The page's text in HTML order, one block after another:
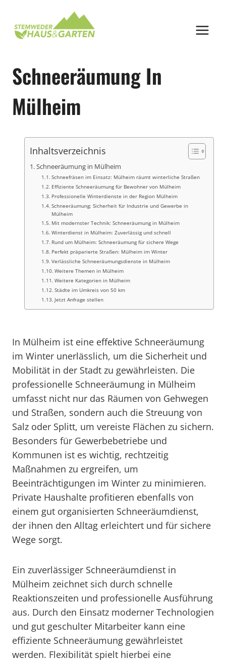
springen
Schneeräumung In
Mülheim
Inhaltsverzeichnis
Schneeräumung in Mülheim
Schneefräsen im Einsatz: Mülheim räumt winterliche Straßen
Effiziente Schneeräumung für Bewohner von Mülheim
Professionelle Winterdienste in der Region Mülheim
Schneeräumung: Sicherheit für Industrie und Gewerbe in
Mülheim
Mit modernster Technik: Schneeräumung in Mülheim
Winterdienst in Mülheim: Zuverlässig und schnell
Rund um Mülheim: Schneeräumung für sichere Wege
Perfekt präparierte Straßen: Mülheim im Winter
Verlässliche Schneeräumungsdienste in Mülheim
Weitere Themen in Mülheim
Weitere Kategorien in Mülheim
Städte im Umkreis von 50 km
Jetzt Anfrage stellen
In Mülheim ist eine effektive Schneeräumung
im Winter unerlässlich, um die Sicherheit und
Mobilität in der Stadt zu gewährleisten. Die
professionelle Schneeräumung in Mülheim
umfasst nicht nur das Räumen von Gehwegen
und Straßen, sondern auch die Streuung von
Salz oder Splitt, um vereiste Flächen zu sichern.
Besonders für Gewerbebetriebe und
Kommunen ist es wichtig, rechtzeitig
Maßnahmen zu ergreifen, um
Beeinträchtigungen im Winter zu minimieren.
Private Haushalte profitieren ebenfalls von
einem gut organisierten Schneeräumdienst,
der ihnen den Alltag erleichtert und für sichere
Wege sorgt.
Ein zuverlässiger Schneeräumdienst in
Mülheim zeichnet sich durch schnelle
Reaktionszeiten und professionelle Ausführung
aus. Durch den Einsatz moderner Technologien
und gut geschulter Mitarbeiter kann eine
effiziente Schneeräumung gewährleistet
werden. Flexibilität spielt hierbei eine